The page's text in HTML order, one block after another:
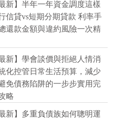
最新】半年一年資金調度這樣
信貸vs短期分期貸款 利率手
還款金額與違約風險一次精
最新】學會談價與拒絕人情消
化控管日常生活預算，減少
免債務陷阱的一步步實用完
略
最新】多重負債族如何聰明運